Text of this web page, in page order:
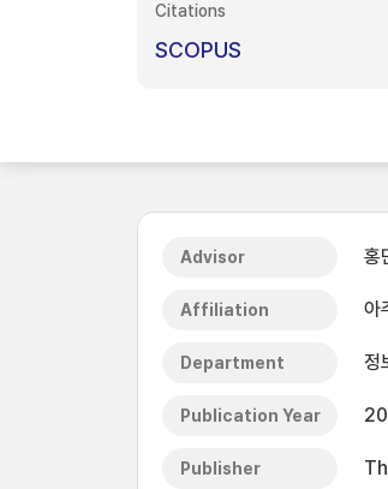
Citations
SCOPUS
Advisor 홍
Affiliation 아
Department 정
Publication Year
Publisher